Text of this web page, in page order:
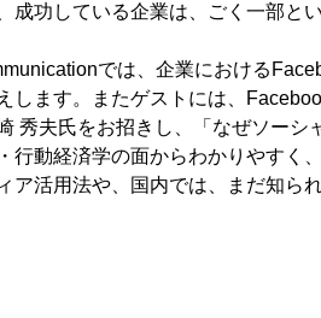
成功している企業は、ごく一部と
では、企業における
します。またゲストには、
秀夫氏をお招きし、「なぜソー
行動経済学の面からわかりやすく
ア活用法や、国内では、まだ知ら